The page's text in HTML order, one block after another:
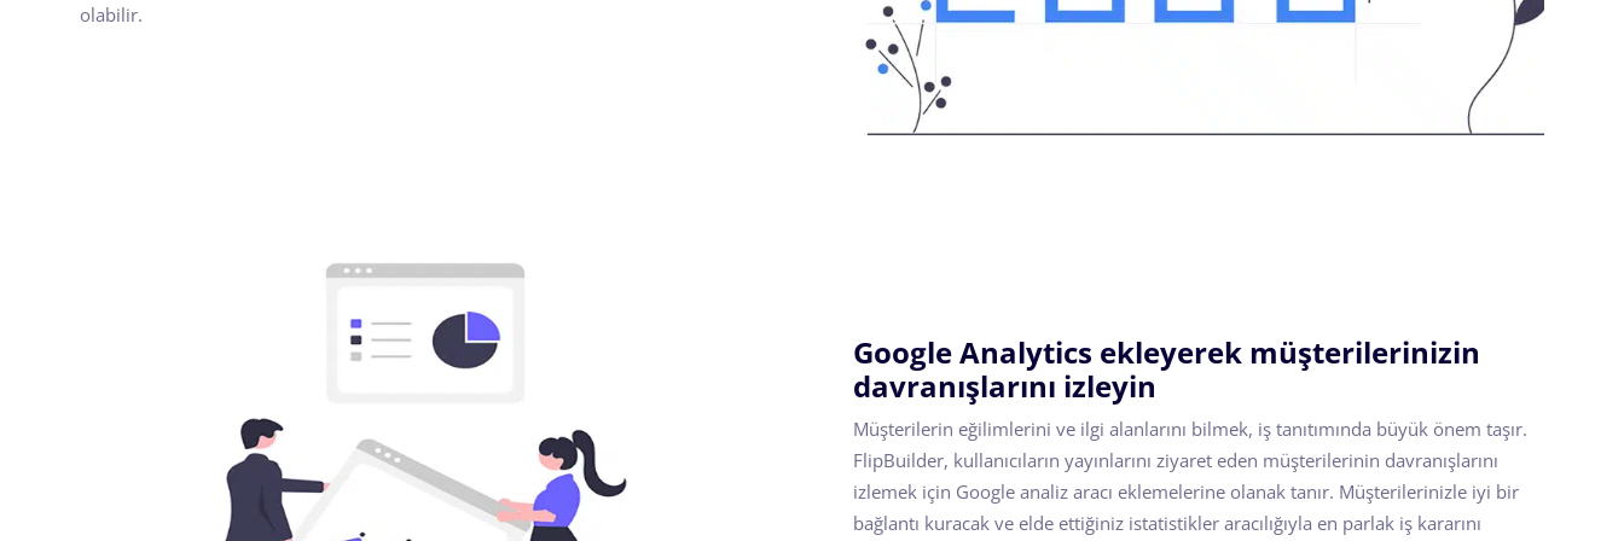
olabilir.
Google Analytics ekleyerek müşterilerinizin
davranışlarını izleyin
Müşterilerin eğilimlerini ve ilgi alanlarını bilmek, iş tanıtımında büyük önem taşır.
FlipBuilder, kullanıcıların yayınlarını ziyaret eden müşterilerinin davranışlarını
izlemek için Google analiz aracı eklemelerine olanak tanır. Müşterilerinizle iyi bir
bağlantı kuracak ve elde ettiğiniz istatistikler aracılığıyla en parlak iş kararını